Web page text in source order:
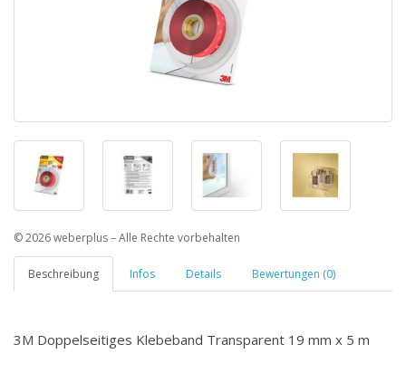
© 2026 weberplus – Alle Rechte vorbehalten
Beschreibung Infos Details Bewertungen (0)
3M Doppelseitiges Klebeband Transparent 19 mm x 5 m